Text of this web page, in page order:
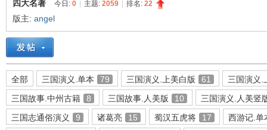
连» › ›
四大名著 今日: 0 主题: 2059 排名: 22
版主: angel
全部 三国演义.单本 79 三国演义.上美白版 61
三国演义.
三国故事.中州古籍
8 三国故事.人美版 10
三国演义.人美竖
三国志通俗演义
9 诸葛亮 15 蜀汉五虎将 17
西游记.单